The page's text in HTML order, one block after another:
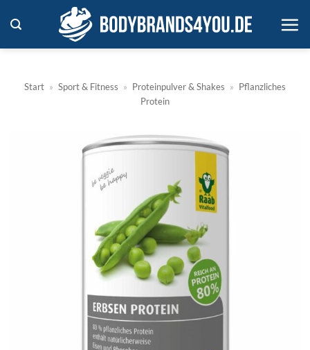
Inhalt
springen
Start » Sport & Fitness » Proteinpulver & Shakes » Pflanzliches
Protein